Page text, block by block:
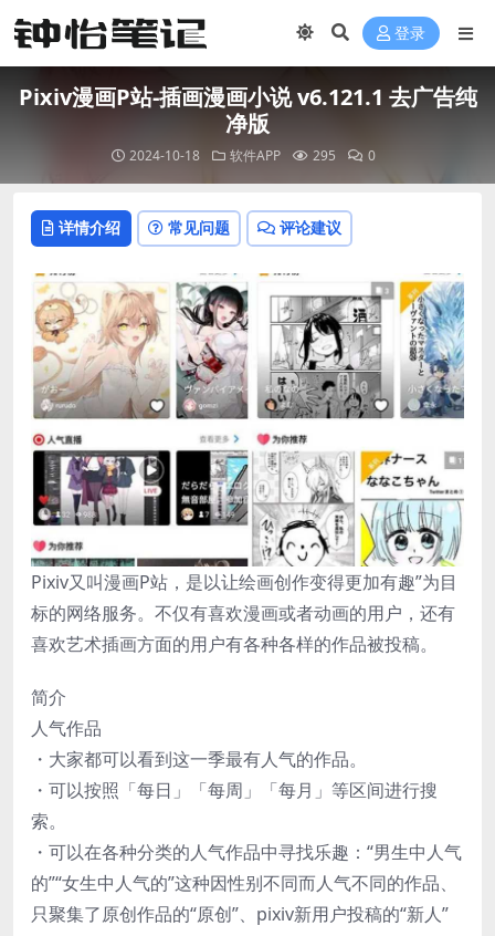
登录
Pixiv漫画P站-插画漫画小说 v6.121.1 去广告纯
净版
2024-10-18 软件APP 295 0
详情介绍 常见问题 评论建议
Pixiv又叫漫画P站，是以让绘画创作变得更加有趣”为目
标的网络服务。不仅有喜欢漫画或者动画的用户，还有
喜欢艺术插画方面的用户有各种各样的作品被投稿。
简介
人气作品
・大家都可以看到这一季最有人气的作品。
・可以按照「每日」「每周」「每月」等区间进行搜
索。
・可以在各种分类的人气作品中寻找乐趣：“男生中人气
的”“女生中人气的”这种因性别不同而人气不同的作品、
只聚集了原创作品的“原创”、pixiv新用户投稿的“新人”